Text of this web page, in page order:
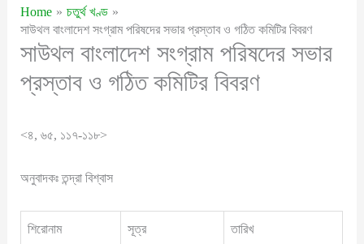
Home
চতুর্থ খণ্ড
সাউথল বাংলাদেশ সংগ্রাম পরিষদের সভার প্রস্তাব ও গঠিত কমিটির বিবরণ
সাউথল বাংলাদেশ সংগ্রাম পরিষদের সভার
প্রস্তাব ও গঠিত কমিটির বিবরণ
<৪, ৬৫, ১১৭-১১৮>
অনুবাদকঃ তন্দ্রা বিশ্বাস
শিরোনাম সূত্র তারিখ